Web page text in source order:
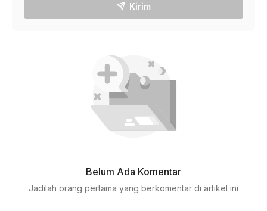
Kirim
Belum Ada Komentar
Jadilah orang pertama yang berkomentar di artikel ini